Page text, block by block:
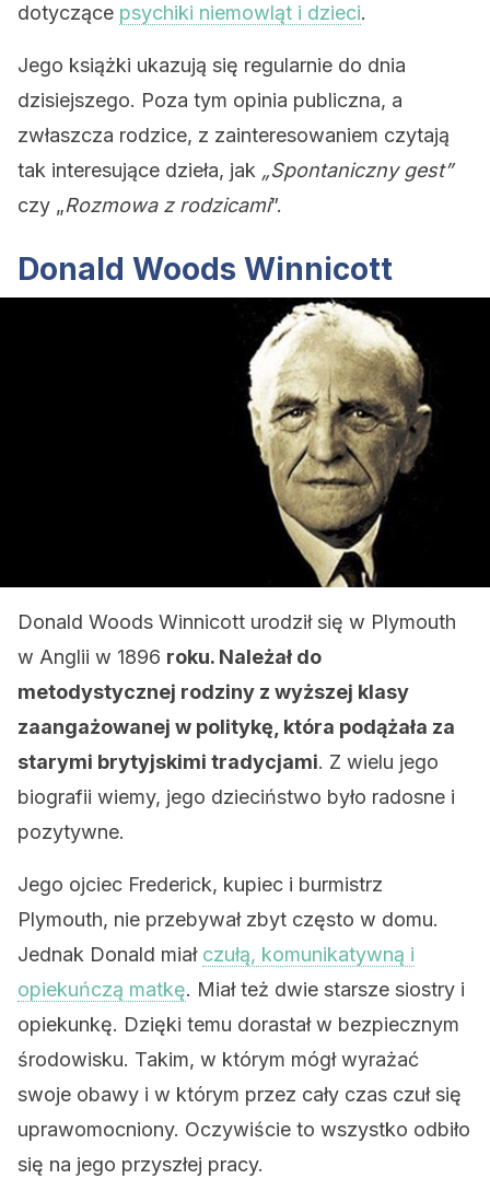
dotyczące psychiki niemowląt i dzieci.
Jego książki ukazują się regularnie do dnia
dzisiejszego. Poza tym opinia publiczna, a
zwłaszcza rodzice, z zainteresowaniem czytają
tak interesujące dzieła, jak „Spontaniczny gest”
czy „Rozmowa z rodzicami”.
Donald Woods Winnicott
Donald Woods Winnicott urodził się w Plymouth
w Anglii w 1896 roku. Należał do
metodystycznej rodziny z wyższej klasy
zaangażowanej w politykę, która podążała za
starymi brytyjskimi tradycjami. Z wielu jego
biografii wiemy, jego dzieciństwo było radosne i
pozytywne.
Jego ojciec Frederick, kupiec i burmistrz
Plymouth, nie przebywał zbyt często w domu.
Jednak Donald miał czułą, komunikatywną i
opiekuńczą matkę. Miał też dwie starsze siostry i
opiekunkę. Dzięki temu dorastał w bezpiecznym
środowisku. Takim, w którym mógł wyrażać
swoje obawy i w którym przez cały czas czuł się
uprawomocniony. Oczywiście to wszystko odbiło
się na jego przyszłej pracy.